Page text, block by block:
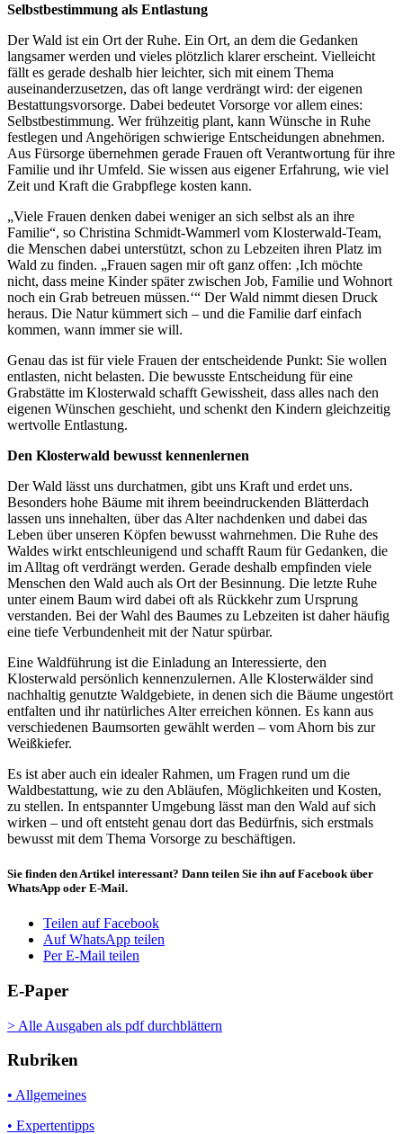
Selbstbestimmung als Entlastung
Der Wald ist ein Ort der Ruhe. Ein Ort, an dem die Gedanken
langsamer werden und vieles plötzlich klarer erscheint. Vielleicht
fällt es gerade deshalb hier leichter, sich mit einem Thema
auseinanderzusetzen, das oft lange verdrängt wird: der eigenen
Bestattungsvorsorge. Dabei bedeutet Vorsorge vor allem eines:
Selbstbestimmung. Wer frühzeitig plant, kann Wünsche in Ruhe
festlegen und Angehörigen schwierige Entscheidungen abnehmen.
Aus Fürsorge übernehmen gerade Frauen oft Verantwortung für ihre
Familie und ihr Umfeld. Sie wissen aus eigener Erfahrung, wie viel
Zeit und Kraft die Grabpflege kosten kann.
„Viele Frauen denken dabei weniger an sich selbst als an ihre
Familie“, so Christina Schmidt-Wammerl vom Klosterwald-Team,
die Menschen dabei unterstützt, schon zu Lebzeiten ihren Platz im
Wald zu finden. „Frauen sagen mir oft ganz offen: ‚Ich möchte
nicht, dass meine Kinder später zwischen Job, Familie und Wohnort
noch ein Grab betreuen müssen.‘“ Der Wald nimmt diesen Druck
heraus. Die Natur kümmert sich – und die Familie darf einfach
kommen, wann immer sie will.
Genau das ist für viele Frauen der entscheidende Punkt: Sie wollen
entlasten, nicht belasten. Die bewusste Entscheidung für eine
Grabstätte im Klosterwald schafft Gewissheit, dass alles nach den
eigenen Wünschen geschieht, und schenkt den Kindern gleichzeitig
wertvolle Entlastung.
Den Klosterwald bewusst kennenlernen
Der Wald lässt uns durchatmen, gibt uns Kraft und erdet uns.
Besonders hohe Bäume mit ihrem beeindruckenden Blätterdach
lassen uns innehalten, über das Alter nachdenken und dabei das
Leben über unseren Köpfen bewusst wahrnehmen. Die Ruhe des
Waldes wirkt entschleunigend und schafft Raum für Gedanken, die
im Alltag oft verdrängt werden. Gerade deshalb empfinden viele
Menschen den Wald auch als Ort der Besinnung. Die letzte Ruhe
unter einem Baum wird dabei oft als Rückkehr zum Ursprung
verstanden. Bei der Wahl des Baumes zu Lebzeiten ist daher häufig
eine tiefe Verbundenheit mit der Natur spürbar.
Eine Waldführung ist die Einladung an Interessierte, den
Klosterwald persönlich kennenzulernen. Alle Klosterwälder sind
nachhaltig genutzte Waldgebiete, in denen sich die Bäume ungestört
entfalten und ihr natürliches Alter erreichen können. Es kann aus
verschiedenen Baumsorten gewählt werden – vom Ahorn bis zur
Weißkiefer.
Es ist aber auch ein idealer Rahmen, um Fragen rund um die
Waldbestattung, wie zu den Abläufen, Möglichkeiten und Kosten,
zu stellen. In entspannter Umgebung lässt man den Wald auf sich
wirken – und oft entsteht genau dort das Bedürfnis, sich erstmals
bewusst mit dem Thema Vorsorge zu beschäftigen.
Sie finden den Artikel interessant? Dann teilen Sie ihn auf Facebook über
WhatsApp oder E-Mail.
Teilen auf Facebook
Auf WhatsApp teilen
Per E-Mail teilen
E-Paper
> Alle Ausgaben als pdf durchblättern
Rubriken
• Allgemeines
• Expertentipps